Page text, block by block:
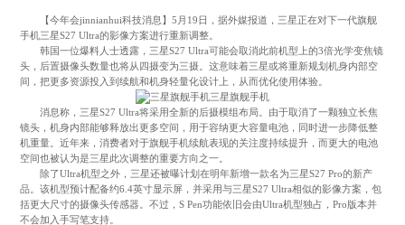
【今年会jinnianhui科技消息】5月19日，据外媒报道，三星正在对下一代旗舰
手机三星S27 Ultra的影像方案进行重新调整。
韩国一位爆料人士透露，三星S27 Ultra可能会取消此前机型上的3倍光学变焦镜
头，后置摄像头数量也将从四摄变为三摄。这意味着三星或将重新规划机身内部空
间，把更多资源投入到续航和机身轻量化设计上，从而优化使用体验。
三星旗舰手机
消息称，三星S27 Ultra将采用全新的后摄模组布局。由于取消了一颗独立长焦
镜头，机身内部能够释放出更多空间，用于容纳更大容量电池，同时进一步降低整
机重量。近年来，消费者对于旗舰手机续航表现的关注度持续提升，而更大的电池
空间也被认为是三星此次调整的重要方向之一。
除了Ultra机型之外，三星还被曝计划在明年新增一款名为三星S27 Pro的新产
品。该机型预计配备约6.4英寸显示屏，并采用与三星S27 Ultra相似的影像方案，包
括更大尺寸的摄像头传感器。不过，S Pen功能依旧会由Ultra机型独占，Pro版本并
不会加入手写笔支持。